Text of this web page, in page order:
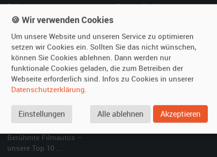
Referenzen
Kundenmeinungen
Fragen für Mieter
Vermieten
Oldtimer anmelden
Fotos senden
Fragen für Vermieter
Hilfe
Häufige Fragen (FAQ)
So funktioniert's
Berühmte Filmautos –
unsere Top 10 ...
🍪 Wir verwenden Cookies
Um unsere Website und unseren Service zu optimieren
setzen wir Cookies ein. Sollten Sie das nicht wünschen,
können Sie Cookies ablehnen. Dann werden nur
funktionale Cookies geladen, die zum Betreiben der
Webseite erforderlich sind. Infos zu Cookies in unserer
Datenschutzerklärung.
Einstellungen Alle ablehnen Akzeptieren